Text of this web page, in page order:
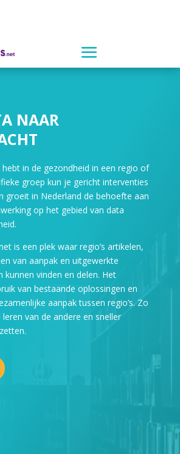
NAAR
hebt in de gezondheid in een regio of
groep kun je gericht interventies
groeit in Nederland de behoefte aan
op het gebied van data
is een plek waar regio’s artikelen,
van aanpak en uitgewerkte
kunnen vinden en delen. Het
van bestaande oplossingen en
aanpak tussen regio’s. Zo
van de andere en sneller